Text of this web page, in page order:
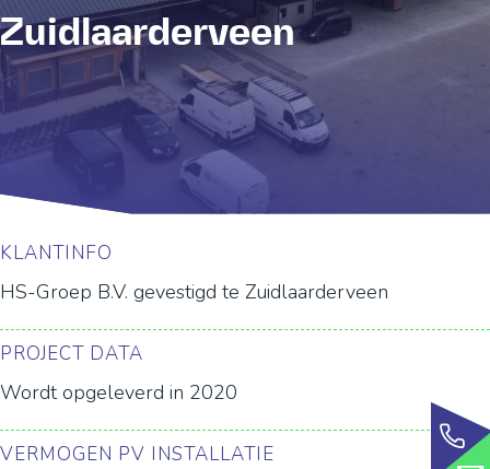
Zuidlaarderveen
KLANTINFO
HS-Groep B.V. gevestigd te Zuidlaarderveen
PROJECT DATA
Wordt opgeleverd in 2020
VERMOGEN PV INSTALLATIE